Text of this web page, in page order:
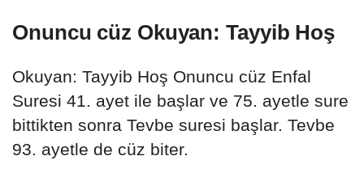
Onuncu cüz Okuyan: Tayyib Hoş
Okuyan: Tayyib Hoş Onuncu cüz Enfal
Suresi 41. ayet ile başlar ve 75. ayetle sure
bittikten sonra Tevbe suresi başlar. Tevbe
93. ayetle de cüz biter.